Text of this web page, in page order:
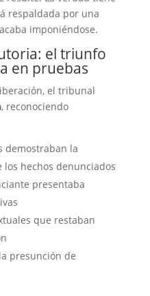
respaldada por una
imponiéndose.
el triunfo
en pruebas
el tribunal
, reconociendo
demostraban la
hechos denunciados
presentaba
que restaban
presunción de